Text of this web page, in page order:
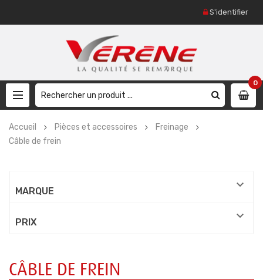
S'identifier
0
Accueil Pièces et accessoires
Freinage
Câble de frein
MARQUE 
PRIX 
CÂBLE DE FREIN